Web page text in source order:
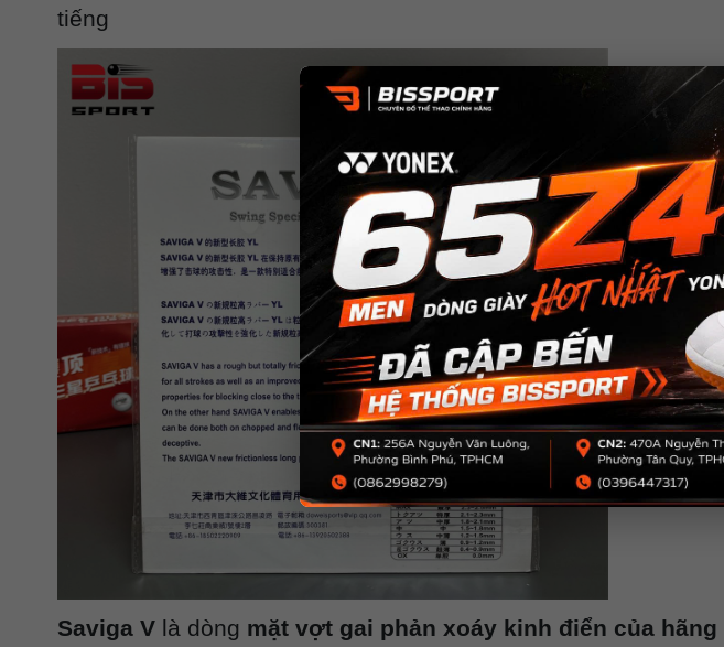
tiếng
Saviga V là dòng mặt vợt gai phản xoáy kinh điển của hãng